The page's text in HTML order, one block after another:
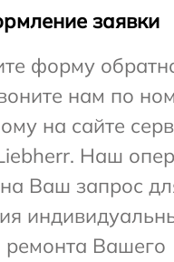
заявки
форму
нам по
на сайте
Наш
на Ваш запрос
ремонта Вашего